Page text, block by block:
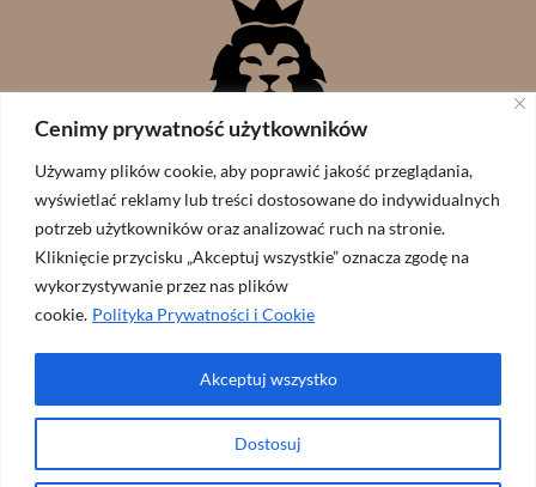
Cenimy prywatność użytkowników
Używamy plików cookie, aby poprawić jakość przeglądania,
wyświetlać reklamy lub treści dostosowane do indywidualnych
potrzeb użytkowników oraz analizować ruch na stronie.
Kliknięcie przycisku „Akceptuj wszystkie” oznacza zgodę na
wykorzystywanie przez nas plików
cookie. Polityka Prywatności i Cookie
Dostosuj
Akceptuj wszystko
Wspólnota Lew Judy // zaprojekowane przez: